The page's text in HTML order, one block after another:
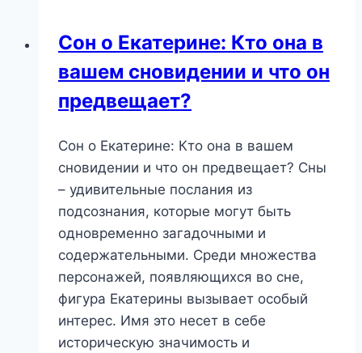
этот
скромный
символ?
Сон о Екатерине: Кто она в
вашем сновидении и что он
предвещает?
Сон о Екатерине: Кто она в вашем
сновидении и что он предвещает? Сны
– удивительные послания из
подсознания, которые могут быть
одновременно загадочными и
содержательными. Среди множества
персонажей, появляющихся во сне,
фигура Екатерины вызывает особый
интерес. Имя это несет в себе
историческую значимость и